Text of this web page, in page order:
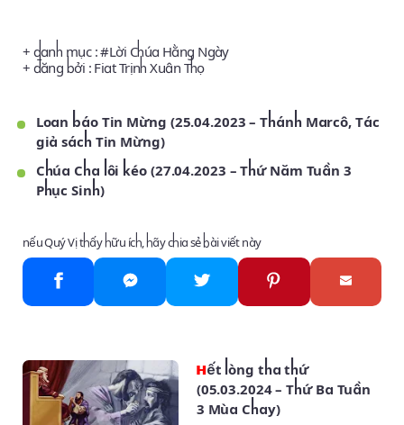
+ danh mục : #Lời Chúa Hằng Ngày
+ đăng bởi : Fiat Trịnh Xuân Thọ
Loan báo Tin Mừng (25.04.2023 – Thánh Marcô, Tác
giả sách Tin Mừng)
Chúa Cha lôi kéo (27.04.2023 – Thứ Năm Tuần 3
Phục Sinh)
nếu Quý Vị thấy hữu ích, hãy chia sẻ bài viết này
Hết lòng tha thứ
(05.03.2024 – Thứ Ba Tuần
3 Mùa Chay)